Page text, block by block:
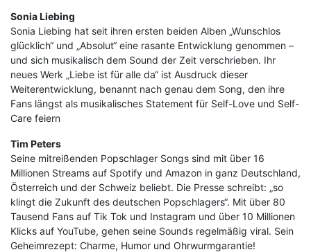
Sonia Liebing
Sonia Liebing hat seit ihren ersten beiden Alben „Wunschlos
glücklich“ und „Absolut“ eine rasante Entwicklung genommen –
und sich musikalisch dem Sound der Zeit verschrieben. Ihr
neues Werk „Liebe ist für alle da“ ist Ausdruck dieser
Weiterentwicklung, benannt nach genau dem Song, den ihre
Fans längst als musikalisches Statement für Self-Love und Self-
Care feiern
Tim Peters
Seine mitreißenden Popschlager Songs sind mit über 16
Millionen Streams auf Spotify und Amazon in ganz Deutschland,
Österreich und der Schweiz beliebt. Die Presse schreibt: „so
klingt die Zukunft des deutschen Popschlagers“. Mit über 80
Tausend Fans auf Tik Tok und Instagram und über 10 Millionen
Klicks auf YouTube, gehen seine Sounds regelmäßig viral. Sein
Geheimrezept: Charme, Humor und Ohrwurmgarantie!